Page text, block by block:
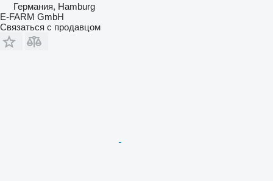
Германия, Hamburg
E-FARM GmbH
Связаться с продавцом